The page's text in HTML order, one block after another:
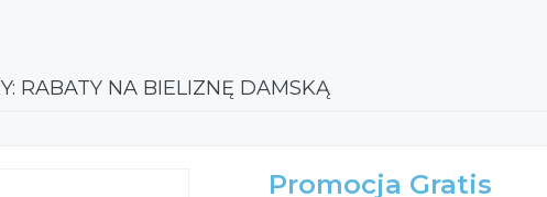
RABATY NA BIELIZNĘ DAMSKĄ
Promocja Gratis